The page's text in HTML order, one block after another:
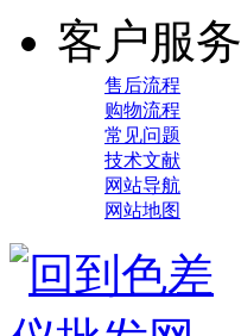
客户服务
售后流程
购物流程
常见问题
技术文献
网站导航
网站地图